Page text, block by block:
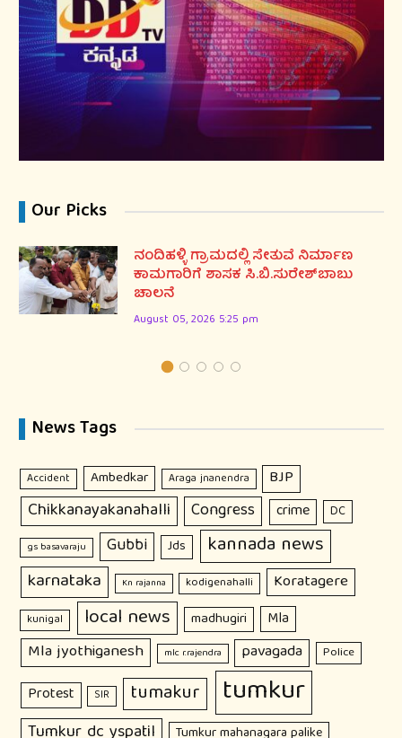
Our Picks
ನಂದಿಹಳ್ಳಿ ಗ್ರಾಮದಲ್ಲಿ ಸೇತುವೆ ನಿರ್ಮಾಣ
ಕಾಮಗಾರಿಗೆ ಶಾಸಕ ಸಿ.ಬಿ.ಸುರೇಶ್‌ಬಾಬು
ಚಾಲನೆ
August 05, 2026 5:25 pm
News Tags
Accident Ambedkar Araga jnanendra BJP
Chikkanayakanahalli Congress crime DC
gs basavaraju Gubbi Jds kannada news
karnataka Kn rajanna kodigenahalli Koratagere
kunigal local news madhugiri Mla
Mla jyothiganesh mlc r.rajendra pavagada Police
Protest SIR tumakur tumkur
Tumkur mahanagara palike